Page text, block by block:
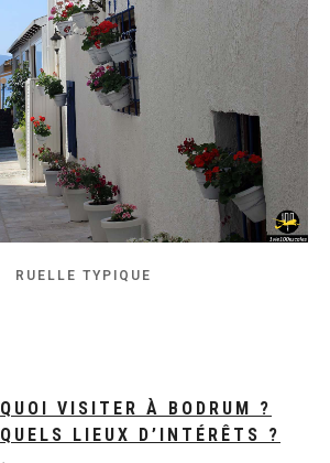
RUELLE TYPIQUE
QUOI VISITER À BODRUM ?
QUELS LIEUX D’INTÉRÊTS ?